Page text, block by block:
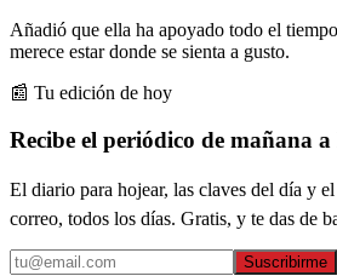
Añadió que ella ha apoyado todo el
merece estar donde se sienta a gusto.
📰 Tu edición de hoy
Recibe el periódico de mañana
El diario para hojear, las claves del día y
correo, todos los días. Gratis, y te das de
Suscribirme